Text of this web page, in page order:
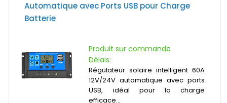
Automatique avec Ports USB pour Charge
Batterie
Produit sur commande
Délais:
Régulateur solaire intelligent 60A
12V/24V automatique avec ports
USB, idéal pour la charge
efficace...